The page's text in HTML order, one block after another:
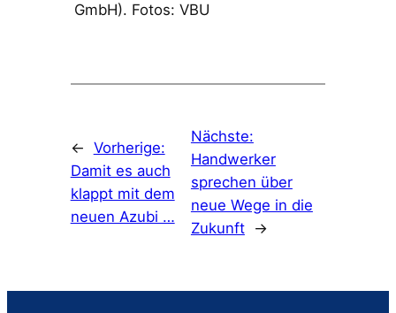
GmbH). Fotos: VBU
← Vorherige:
Damit es auch
klappt mit dem
neuen Azubi …
Nächste:
Handwerker
sprechen über
neue Wege in die
Zukunft
→